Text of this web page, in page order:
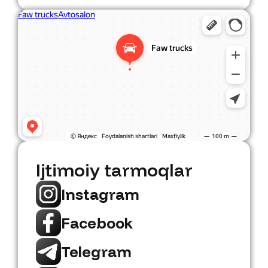
Faw Trucks
Ijtimoiy tarmoqlar
Instagram
Facebook
Telegram